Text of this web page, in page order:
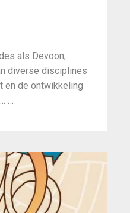
als Devoon,
diverse disciplines
en de ontwikkeling
…